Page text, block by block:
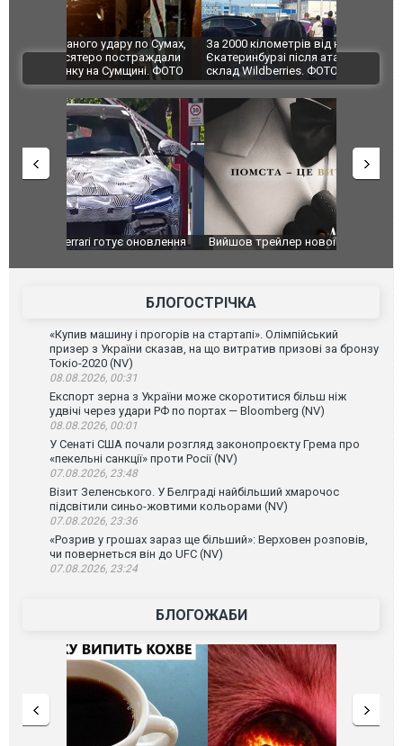
За 2000 кілометрів від кордону з Україною: в
Єкатеринбурзі після атаки дронів загорівся
склад Wildberries. ФОТО. ВІДЕО
"Мої
ВІДЕО
Вийшов трейлер нової екранізації легендарного
фільму "Афера Томаса Крауна"
БЛОГОСТРІЧКА
«Купив машину і прогорів на стартапі». Олімпійський
призер з України сказав, на що витратив призові за бронзу
Токіо-2020 (NV)
08.08.2026, 00:31
Експорт зерна з України може скоротитися більш ніж
удвічі через удари РФ по портах — Bloomberg (NV)
08.08.2026, 00:01
У Сенаті США почали розгляд законопроєкту Грема про
«пекельні санкції» проти Росії (NV)
07.08.2026, 23:48
Візит Зеленського. У Белграді найбільший хмарочос
підсвітили синьо-жовтими кольорами (NV)
07.08.2026, 23:36
«Розрив у грошах зараз ще більший»: Верховен розповів,
чи повернеться він до UFC (NV)
07.08.2026, 23:24
БЛОГОЖАБИ